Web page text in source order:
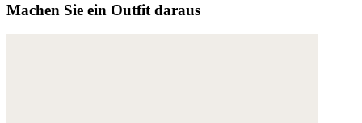
Machen Sie ein Outfit daraus